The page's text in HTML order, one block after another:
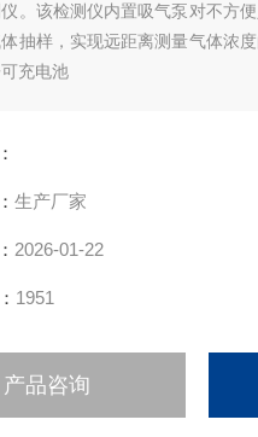
。该检测仪内置吸气泵对不方
抽样，实现远距离测量气体浓
充电池
生产厂家
2026-01-22
1951
产品咨询